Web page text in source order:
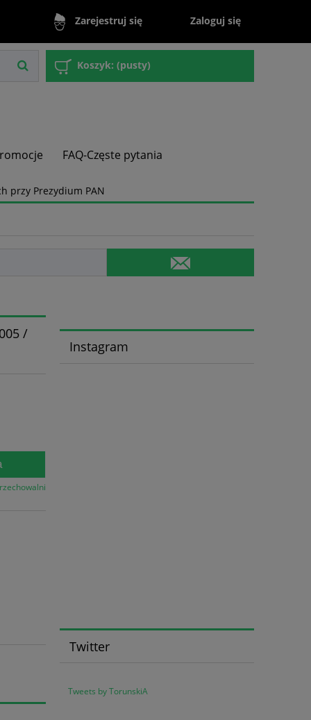
Zarejestruj się Zaloguj się
Koszyk: (pusty)
FAQ-Częste pytania
przy Prezydium PAN
/
Instagram
Twitter
Tweets by TorunskiA